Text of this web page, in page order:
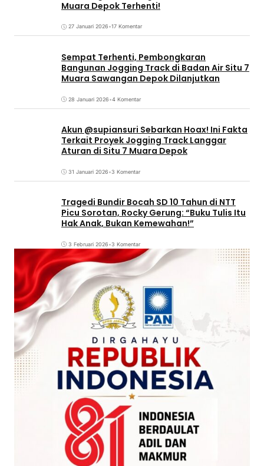
Muara Depok Terhenti!
27 Januari 2026•17 Komentar
Sempat Terhenti, Pembongkaran
Bangunan Jogging Track di Badan Air Situ 7
Muara Sawangan Depok Dilanjutkan
28 Januari 2026•4 Komentar
Akun @supiansuri Sebarkan Hoax! Ini Fakta
Terkait Proyek Jogging Track Langgar
Aturan di Situ 7 Muara Depok
31 Januari 2026•3 Komentar
Tragedi Bundir Bocah SD 10 Tahun di NTT
Picu Sorotan, Rocky Gerung: “Buku Tulis Itu
Hak Anak, Bukan Kemewahan!”
3 Februari 2026•3 Komentar